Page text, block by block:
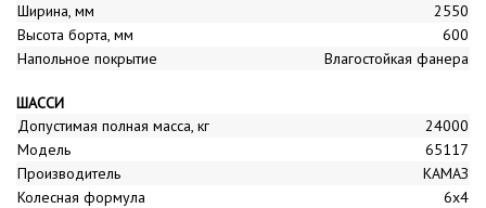
Ширина, мм
2550
Высота борта, мм
600
Напольное покрытие
Влагостойкая фанера
ШАССИ
Допустимая полная масса, кг
24000
Модель
65117
Производитель
КАМАЗ
Колесная формула
6x4